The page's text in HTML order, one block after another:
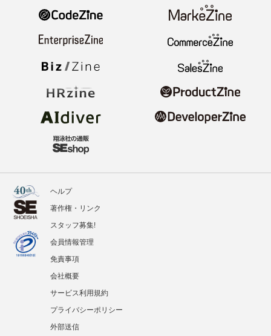
ヘルプ
著作権・リンク
スタッフ募集!
会員情報管理
免責事項
会社概要
サービス利用規約
プライバシーポリシー
外部送信